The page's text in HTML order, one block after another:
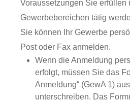
Voraussetzungen Sie erfüllen
Gewerbebereichen tätig
Sie können Ihr Gewerbe
Post oder Fax anmelden.
Wenn die Anmeldung
erfolgt, müssen Sie das
Anmeldung“ (GewA 1)
unterschreiben. Das